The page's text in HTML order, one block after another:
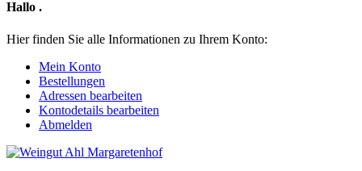
Hallo .
Hier finden Sie alle Informationen zu Ihrem Konto:
Mein Konto
Bestellungen
Adressen bearbeiten
Kontodetails bearbeiten
Abmelden